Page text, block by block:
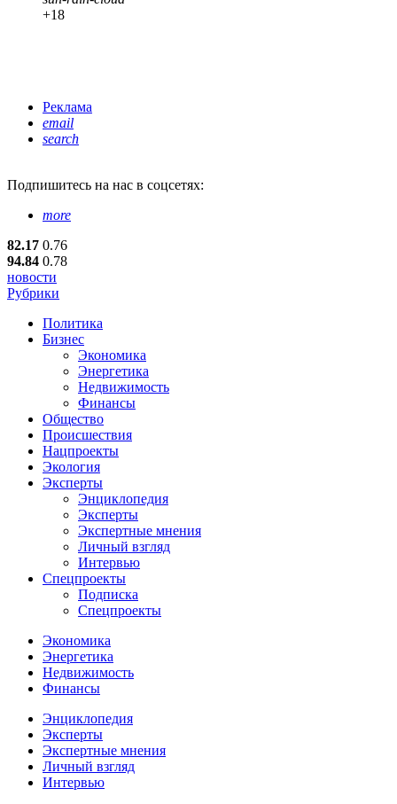
+18
Реклама
email
search
Подпишитесь на нас в соцсетях:
more
82.17 0.76
94.84 0.78
новости
Рубрики
Политика
Бизнес
Экономика
Энергетика
Недвижимость
Финансы
Общество
Происшествия
Нацпроекты
Экология
Эксперты
Энциклопедия
Эксперты
Экспертные мнения
Личный взгляд
Интервью
Спецпроекты
Подписка
Спецпроекты
Экономика
Энергетика
Недвижимость
Финансы
Энциклопедия
Эксперты
Экспертные мнения
Личный взгляд
Интервью